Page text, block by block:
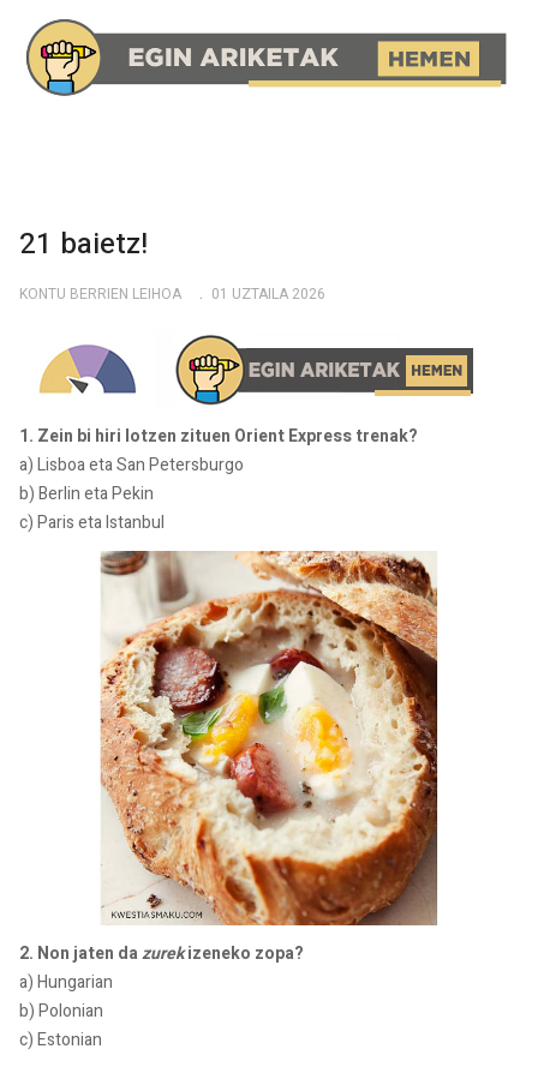
21 baietz!
KONTU BERRIEN LEIHOA 01 UZTAILA 2026
1. Zein bi hiri lotzen zituen Orient Express trenak?
a) Lisboa eta San Petersburgo
b) Berlin eta Pekin
c) Paris eta Istanbul
2. Non jaten dazurekizeneko zopa?
a) Hungarian
b) Polonian
c) Estonian